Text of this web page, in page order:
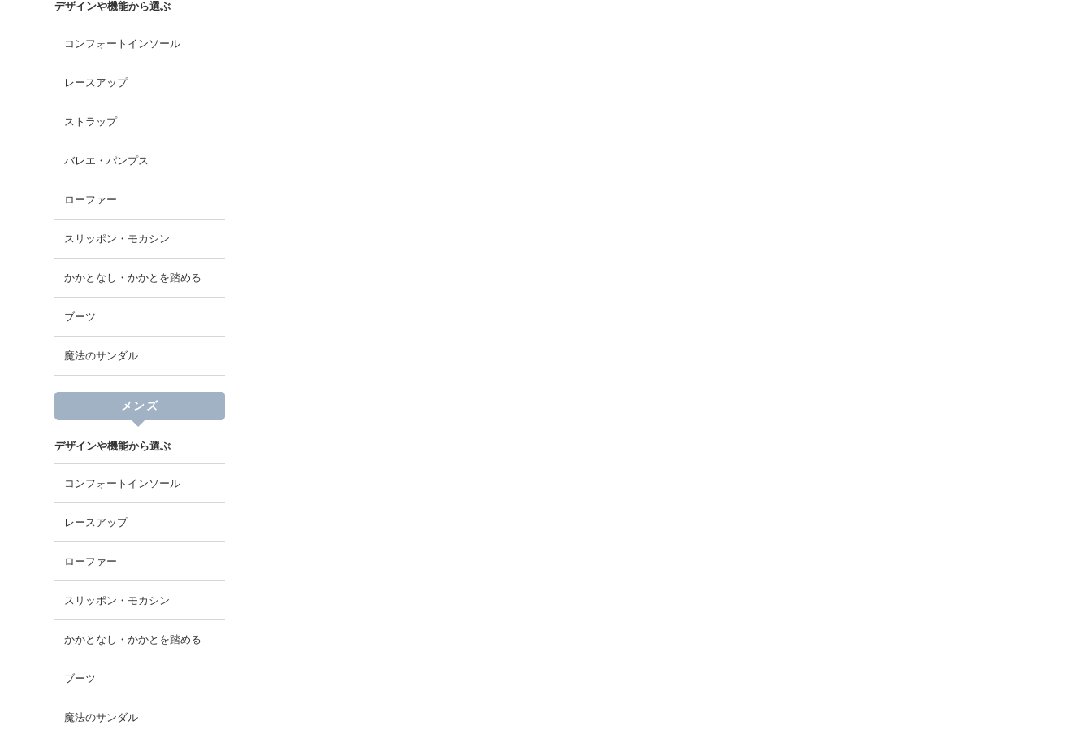
デザインや機能から選ぶ
コンフォートインソール
レースアップ
ストラップ
バレエ・パンプス
ローファー
スリッポン・モカシン
かかとなし・かかとを踏める
ブーツ
魔法のサンダル
メンズ
デザインや機能から選ぶ
コンフォートインソール
レースアップ
ローファー
スリッポン・モカシン
かかとなし・かかとを踏める
ブーツ
魔法のサンダル